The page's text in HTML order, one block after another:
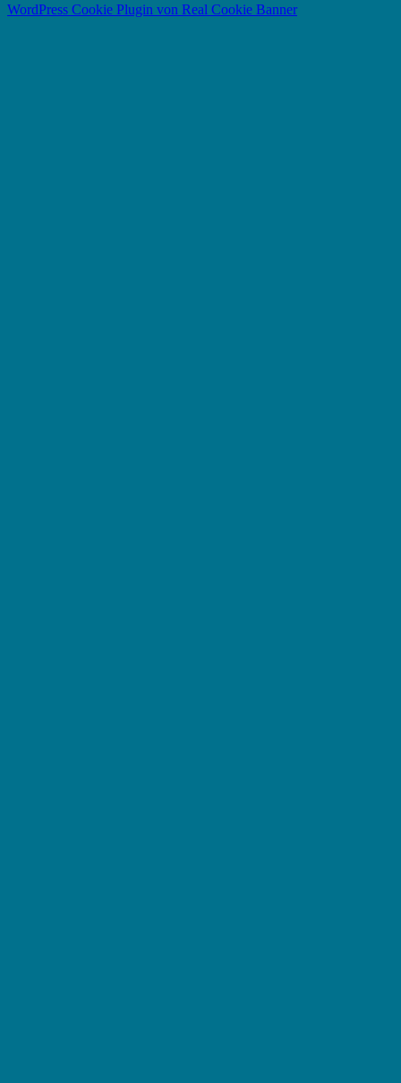
WordPress Cookie Plugin von Real Cookie Banner